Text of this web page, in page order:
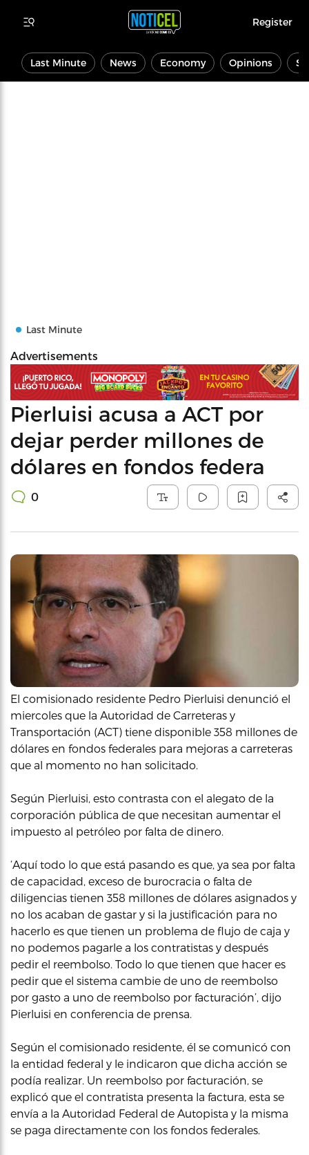
Register
Last Minute News Economy Opinions
Last Minute
Advertisements
Pierluisi acusa a ACT por
dejar perder millones de
dólares en fondos federa
0
El comisionado residente Pedro Pierluisi denunció el
miercoles que la Autoridad de Carreteras y
Transportación (ACT) tiene disponible 358 millones de
dólares en fondos federales para mejoras a carreteras
que al momento no han solicitado.
Según Pierluisi, esto contrasta con el alegato de la
corporación pública de que necesitan aumentar el
impuesto al petróleo por falta de dinero.
‘Aquí todo lo que está pasando es que, ya sea por falta
de capacidad, exceso de burocracia o falta de
diligencias tienen 358 millones de dólares asignados y
no los acaban de gastar y si la justificación para no
hacerlo es que tienen un problema de flujo de caja y
no podemos pagarle a los contratistas y después
pedir el reembolso. Todo lo que tienen que hacer es
pedir que el sistema cambie de uno de reembolso
por gasto a uno de reembolso por facturación’, dijo
Pierluisi en conferencia de prensa.
Según el comisionado residente, él se comunicó con
la entidad federal y le indicaron que dicha acción se
podía realizar. Un reembolso por facturación, se
explicó que el contratista presenta la factura, esta se
envía a la Autoridad Federal de Autopista y la misma
se paga directamente con los fondos federales.